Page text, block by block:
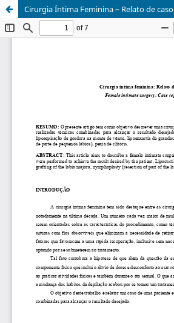
Cirurgia Íntima Feminina – Relato de caso